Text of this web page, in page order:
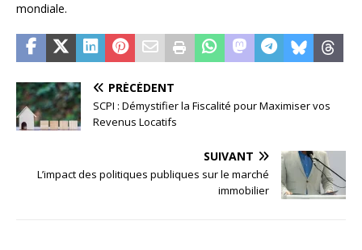
mondiale.
PRÉCÉDENT
SCPI : Démystifier la Fiscalité pour Maximiser vos
Revenus Locatifs
SUIVANT
L’impact des politiques publiques sur le marché
immobilier